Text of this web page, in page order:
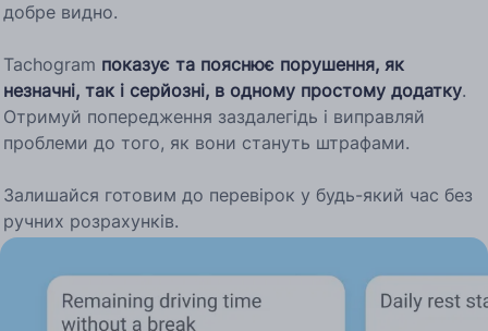
добре видно.
Tachogram показує та пояснює порушення, як
незначні, так і серйозні, в одному простому додатку.
Отримуй попередження заздалегідь і виправляй
проблеми до того, як вони стануть штрафами.
Залишайся готовим до перевірок у будь-який час без
ручних розрахунків.